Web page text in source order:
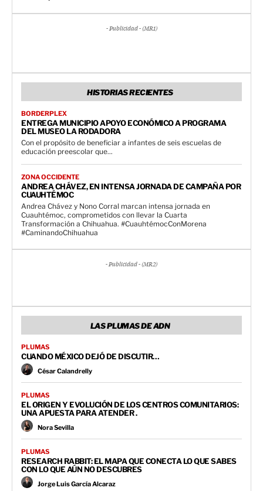
- Publicidad - (MR1)
HISTORIAS RECIENTES
BORDERPLEX
ENTREGA MUNICIPIO APOYO ECONÓMICO A PROGRAMA
DEL MUSEO LA RODADORA
Con el propósito de beneficiar a infantes de seis escuelas de
educación preescolar que...
ZONA OCCIDENTE
ANDREA CHÁVEZ, EN INTENSA JORNADA DE CAMPAÑA POR
CUAUHTÉMOC
Andrea Chávez y Nono Corral marcan intensa jornada en
Cuauhtémoc, comprometidos con llevar la Cuarta
Transformación a Chihuahua. #CuauhtémocConMorena
#CaminandoChihuahua
- Publicidad - (MR2)
LAS PLUMAS DE ADN
PLUMAS
CUANDO MÉXICO DEJÓ DE DISCUTIR…
César Calandrelly
PLUMAS
EL ORIGEN Y EVOLUCIÓN DE LOS CENTROS COMUNITARIOS:
UNA APUESTA PARA ATENDER .
Nora Sevilla
PLUMAS
RESEARCH RABBIT: EL MAPA QUE CONECTA LO QUE SABES
CON LO QUE AÚN NO DESCUBRES
Jorge Luis García Alcaraz